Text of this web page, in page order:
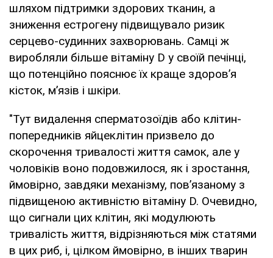
шляхом підтримки здорових тканин, а
зниження естрогену підвищувало ризик
серцево-судинних захворювань. Самці ж
виробляли більше вітаміну D у своїй печінці,
що потенційно пояснює їх краще здоров’я
кісток, м’язів і шкіри.
"Тут видалення сперматозоїдів або клітин-
попередників яйцеклітин призвело до
скорочення тривалості життя самок, але у
чоловіків воно подовжилося, як і зростання,
ймовірно, завдяки механізму, пов’язаному з
підвищеною активністю вітаміну D. Очевидно,
що сигнали цих клітин, які модулюють
тривалість життя, відрізняються між статями
в цих риб, і, цілком ймовірно, в інших тварин